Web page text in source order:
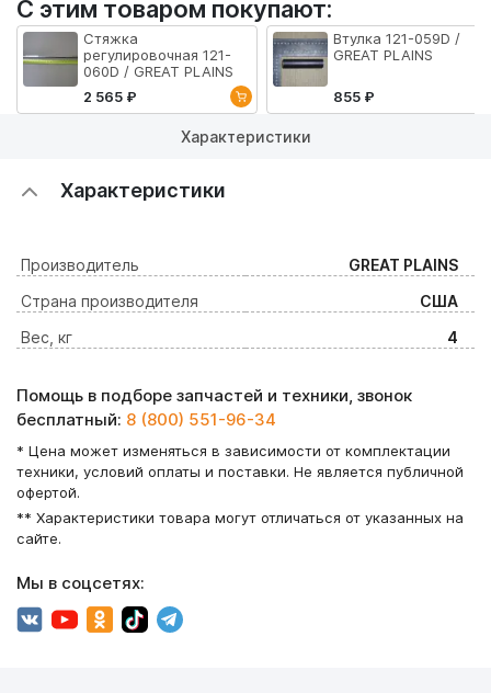
С этим товаром покупают:
Стяжка
регулировочная 121-
060D / GREAT PLAINS
2 565 ₽
Втулка 121-059D /
GREAT PLAINS
855 ₽
Характеристики
Характеристики
Производитель
GREAT PLAINS
Страна производителя
США
Вес, кг
4
Помощь в подборе запчастей и техники, звонок
бесплатный: 8 (800) 551-96-34
* Цена может изменяться в зависимости от комплектации
техники, условий оплаты и поставки. Не является публичной
офертой.
** Характеристики товара могут отличаться от указанных на
сайте.
Мы в соцсетях: